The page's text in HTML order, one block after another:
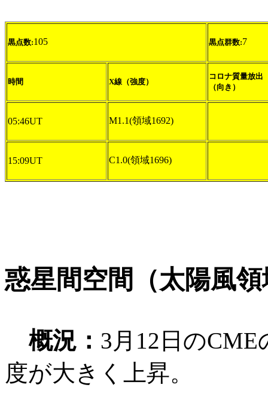
黒点数:105 黒点群数:7
時間 X線（強度）
コロナ質量放出
（向き）
05:46UT M1.1(領域1692)
15:09UT C1.0(領域1696)
惑星間空間（太陽風
概況： 3月12日の
度が大きく上昇。